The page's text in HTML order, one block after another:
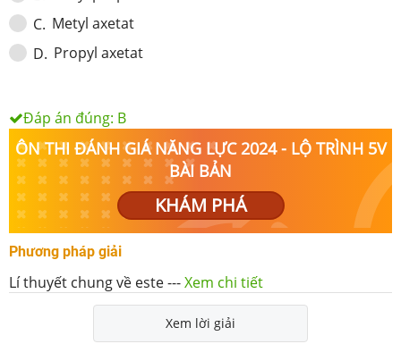
C. Metyl axetat
D. Propyl axetat
Đáp án đúng: B
ÔN THI ĐÁNH GIÁ NĂNG LỰC 2024 - LỘ TRÌNH 5V
BÀI BẢN
KHÁM PHÁ
Phương pháp giải
Lí thuyết chung về este---Xem chi tiết
Xem lời giải